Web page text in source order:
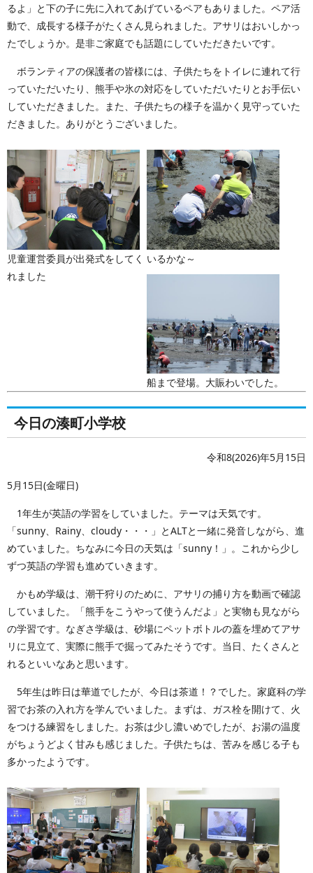
るよ」と下の子に先に入れてあげているペアもありました。ペア活
動で、成長する様子がたくさん見られました。アサリはおいしかっ
たでしょうか。是非ご家庭でも話題にしていただきたいです。
ボランティアの保護者の皆様には、子供たちをトイレに連れて行
っていただいたり、熊手や氷の対応をしていただいたりとお手伝い
していただきました。また、子供たちの様子を温かく見守っていた
だきました。ありがとうございました。
児童運営委員が出発式をしてく
れました
いるかな～
船まで登場。大賑わいでした。
今日の湊町小学校
令和8(2026)年5月15日
5月15日(金曜日)
1年生が英語の学習をしていました。テーマは天気です。
「sunny、Rainy、cloudy・・・」とALTと一緒に発音しながら、進
めていました。ちなみに今日の天気は「sunny！」。これから少し
ずつ英語の学習も進めていきます。
かもめ学級は、潮干狩りのために、アサリの捕り方を動画で確認
していました。「熊手をこうやって使うんだよ」と実物も見ながら
の学習です。なぎさ学級は、砂場にペットボトルの蓋を埋めてアサ
リに見立て、実際に熊手で掘ってみたそうです。当日、たくさんと
れるといいなあと思います。
5年生は昨日は華道でしたが、今日は茶道！？でした。家庭科の学
習でお茶の入れ方を学んでいました。まずは、ガス栓を開けて、火
をつける練習をしました。お茶は少し濃いめでしたが、お湯の温度
がちょうどよく甘みも感じました。子供たちは、苦みを感じる子も
多かったようです。